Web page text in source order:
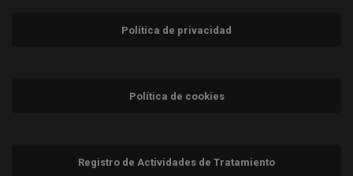
Política de privacidad
Política de cookies
Registro de Actividades de Tratamiento